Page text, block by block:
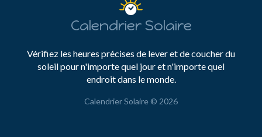
Calendrier Solaire
Vérifiez les heures précises de lever et de coucher du
soleil pour n'importe quel jour et n'importe quel
endroit dans le monde.
Calendrier Solaire © 2026